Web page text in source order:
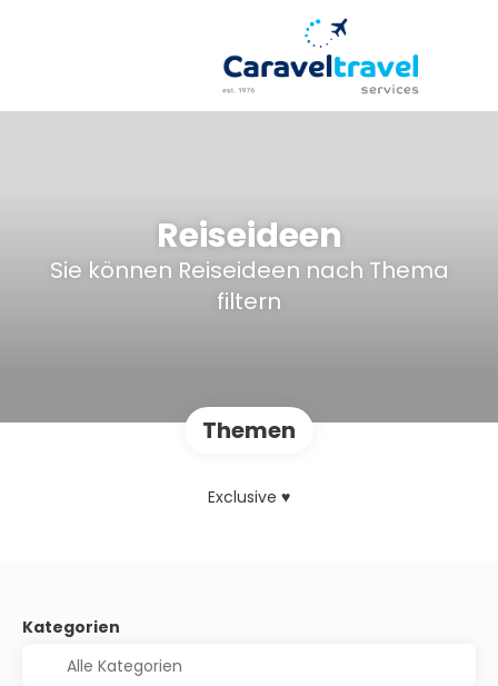
Reiseideen
Sie können Reiseideen nach Thema
filtern
Themen
Exclusive ♥
Kategorien